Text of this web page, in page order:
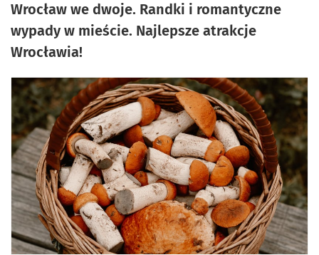
Wrocław we dwoje. Randki i romantyczne
wypady w mieście. Najlepsze atrakcje
Wrocławia!